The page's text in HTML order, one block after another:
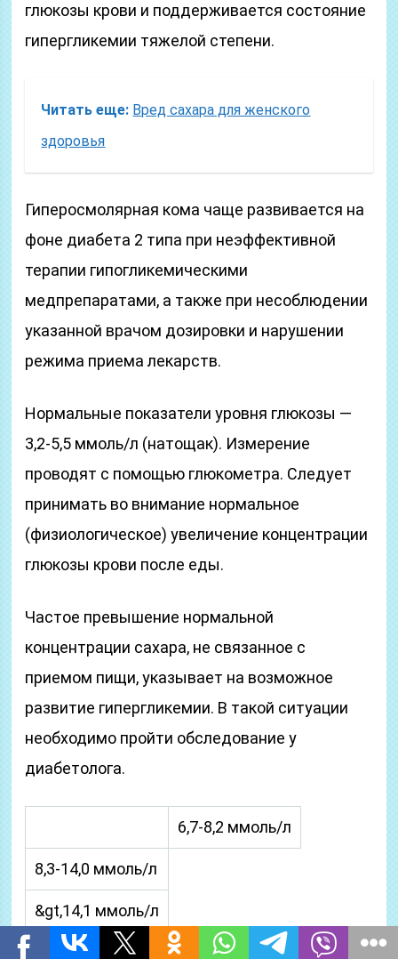
глюкозы крови и поддерживается состояние
гипергликемии тяжелой степени.
Читать еще: Вред сахара для женского
здоровья
Гиперосмолярная кома чаще развивается на
фоне диабета 2 типа при неэффективной
терапии гипогликемическими
медпрепаратами, а также при несоблюдении
указанной врачом дозировки и нарушении
режима приема лекарств.
Нормальные показатели уровня глюкозы —
3,2-5,5 ммоль/л (натощак). Измерение
проводят с помощью глюкометра. Следует
принимать во внимание нормальное
(физиологическое) увеличение концентрации
глюкозы крови после еды.
Частое превышение нормальной
концентрации сахара, не связанное с
приемом пищи, указывает на возможное
развитие гипергликемии. В такой ситуации
необходимо пройти обследование у
диабетолога.
6,7-8,2 ммоль/л
8,3-14,0 ммоль/л
&gt,14,1 ммоль/л